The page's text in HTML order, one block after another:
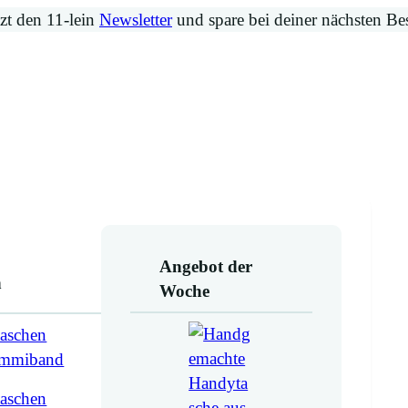
den 11-lein Newsletterund spare bei deiner nächsten
Angebot der
Woche